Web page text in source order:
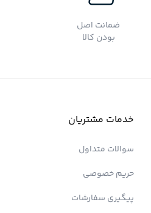
ضمانت اصل
بودن کالا
خدمات مشتریان
سوالات متداول
حریم خصوصی
پیگیری سفارشات